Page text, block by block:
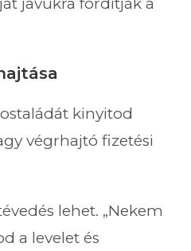
kinyitod
végrhajtó fizetési
lehet. „Nekem
a levelet és